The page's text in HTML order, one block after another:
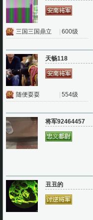
三国三国鼎立 600级
天畅118
随便耍耍 554级
将军92464457
丑丑的